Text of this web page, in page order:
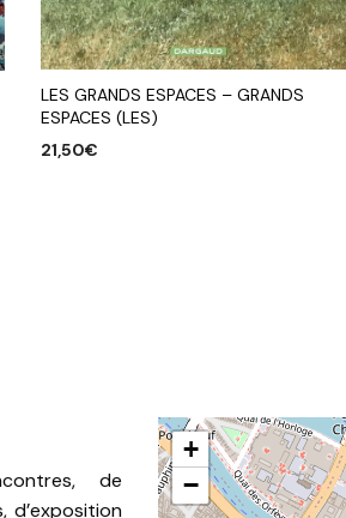
LES GRANDS ESPACES – GRANDS
ESPACES (LES)
21,50€
de
d’exposition
+
−